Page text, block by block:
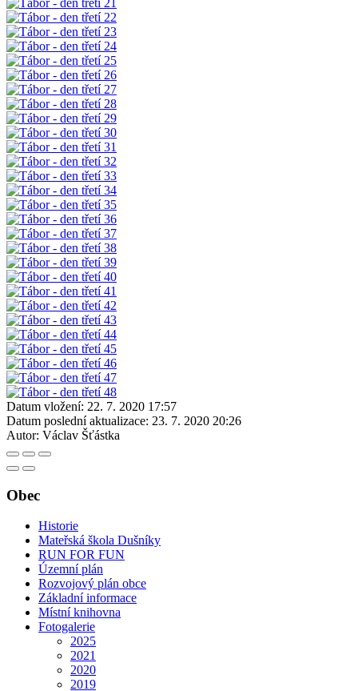
Datum vložení: 22. 7. 2020 17:57
Datum poslední aktualizace: 23. 7. 2020 20:26
Autor: Václav Šťástka
Obec
Historie
Mateřská škola Dušníky
RUN FOR FUN
Územní plán
Rozvojový plán obce
Základní informace
Místní knihovna
Fotogalerie
2025
2021
2020
2019